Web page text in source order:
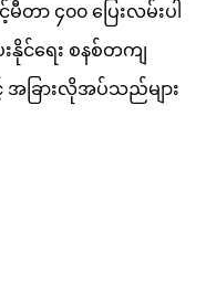
ာ ၄၀၀ ပြေးလမ်းပါ
င်ရေး စနစ်တကျ
ခြားလိုအပ်သည်များ